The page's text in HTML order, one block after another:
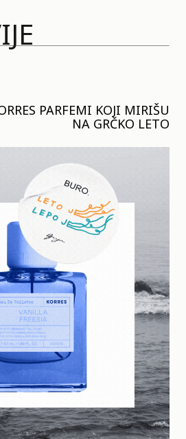
PARFEMI KOJI MIRIŠU
NA GRČKO LETO